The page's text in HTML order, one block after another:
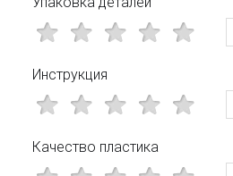
Инструкция
Качество пластика